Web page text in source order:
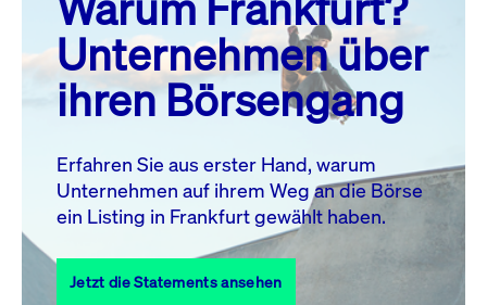
MO. DI. MI. DO. FR. SA. SO.
1
2
3
4 5 6 7 8
10 11 13 14
17
18 19 20 21 22
23
27 28
31
Unternehmen über
ihren Börsengang
Erfahren Sie aus erster Hand, warum
Unternehmen auf ihrem Weg an die Börse
ein Listing in Frankfurt gewählt haben.
Jetzt die Statements ansehen